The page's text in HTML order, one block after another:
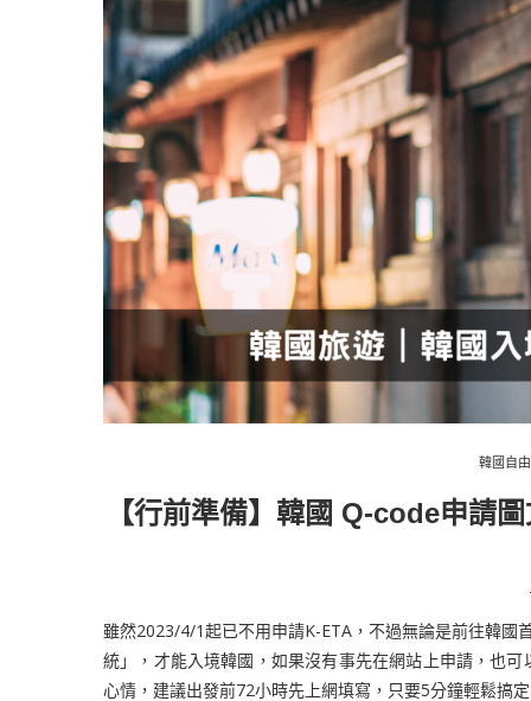
韓國自
【行前準備】韓國 Q-code申請
雖然2023/4/1起已不用申請K-ETA，不過無論是前往韓
統」，才能入境韓國，如果沒有事先在網站上申請，也
心情，建議出發前72小時先上網填寫，只要5分鐘輕鬆搞